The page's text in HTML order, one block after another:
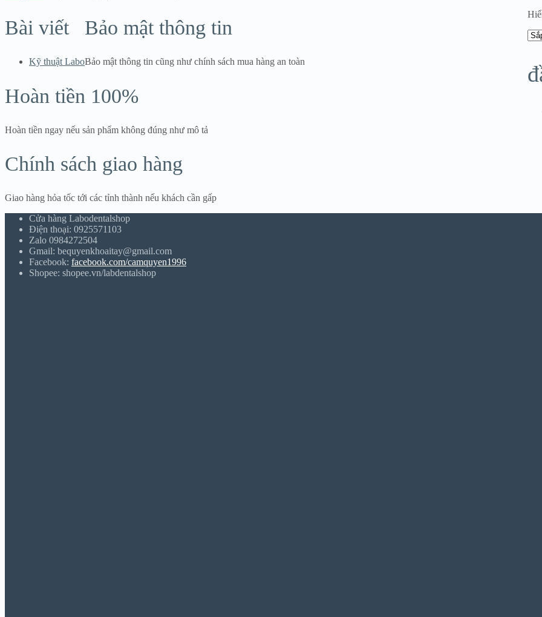
Bài viết
Kỹ thuật Labo
Bảo mật thông tin
Bảo mật thông tin cũng như chính sách mua hàng an toàn
Hoàn tiền 100%
Hoàn tiền ngay nếu sản phẩm không đúng như mô tả
Chính sách giao hàng
Giao hàng hỏa tốc tới các tỉnh thành nếu khách cần gấp
Cửa hàng Labodentalshop
Điện thoại: 0925571103
Zalo 0984272504
Gmail: bequyenkhoaitay@gmail.com
Facebook: facebook.com/camquyen1996
Shopee: shopee.vn/labdentalshop